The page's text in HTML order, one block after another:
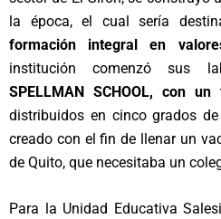
la época, el cual sería
formación integral en
institución comenzó sus
SPELLMAN SCHOOL, con
distribuidos en cinco grados
creado con el fin de llenar un
de Quito, que necesitaba un
Para la Unidad Educativa